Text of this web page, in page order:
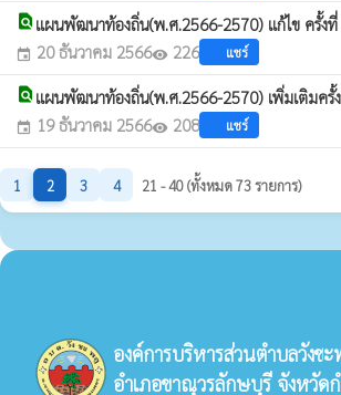
find_in_page แผนพัฒนาท้องถิ่น(พ.ศ.2566-2570) แก้ไข ครั้ง
event 20 ธันวาคม 2566visibility 226 แชร์
find_in_page แผนพัฒนาท้องถิ่น(พ.ศ.2566-2570) เพิ่มเติมครั้
event 19 ธันวาคม 2566visibility 208 แชร์
1 2 3 4 21 - 40 (ทั้งหมด 73 รายการ)
องค์การบริหารส่วนตำบลวังช
อำเภอขาณุวรลักษบุรี จังหวัด